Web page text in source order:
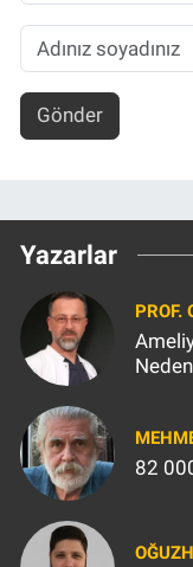
Gönder
Yazarlar
PROF.
82